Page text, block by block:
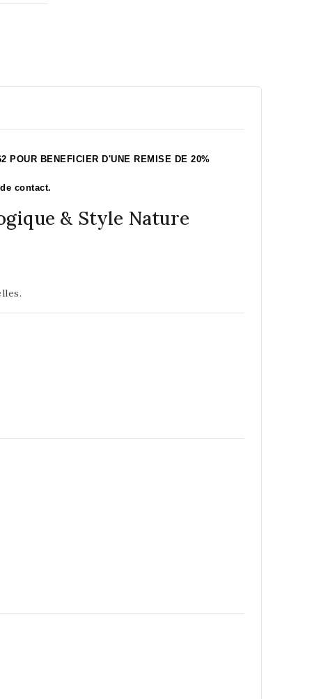
POUR BENEFICIER D'UNE REMISE DE 20%
contact.
& Style Nature